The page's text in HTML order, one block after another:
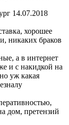
14.07.2018
хорошее
никаких браков
а в интернет
и с накидкой на
уж какая
дом, претензий